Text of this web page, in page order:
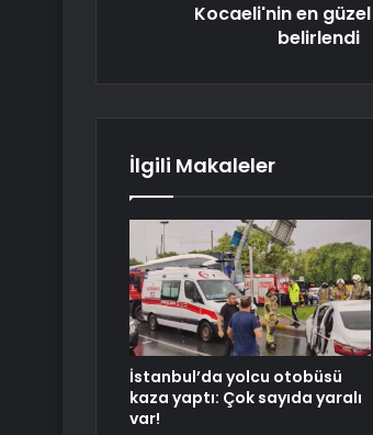
Kocaeli'nin en
belirlendi
İlgili Makaleler
İstanbul’da yolcu otobüsü
kaza yaptı: Çok sayıda yaralı
var!